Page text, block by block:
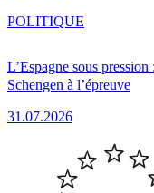
L’Espagne sous
Schengen à l’épreuve
31.07.2026
POLITIQUE